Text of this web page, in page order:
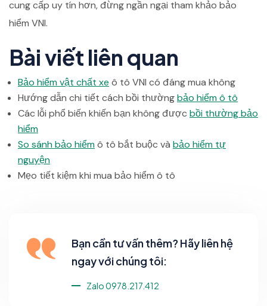
cung cấp uy tín hơn, đừng ngần ngại tham khảo bảo
hiểm VNI.
Bài viết liên quan
Bảo hiểm vật chất xe ô tô VNI có đáng mua không
Hướng dẫn chi tiết cách bồi thườngbảo hiểm ô tô
Các lỗi phổ biến khiến bạn không được bồi thường bảo
hiểm
So sánh bảo hiểmô tô bắt buộc và bảo hiểm tự
nguyện
Mẹo tiết kiệm khi mua bảo hiểm ô tô
Bạn cần tư vấn thêm? Hãy liên hệ
ngay với chúng tôi:
Zalo 0978.217.412